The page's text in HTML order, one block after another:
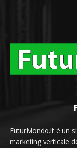
FuturMondo.it è un
marketing verticale